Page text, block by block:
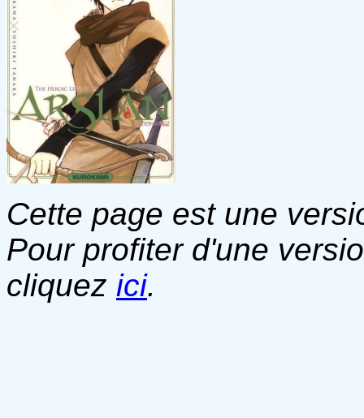
Cette page est une
Pour profiter d'une
cliquez ici.